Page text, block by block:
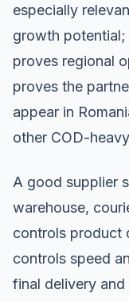
especially
growth potential;
proves regional
proves the
appear in
other COD-
A good supplier
warehouse,
controls product
controls speed
final delivery